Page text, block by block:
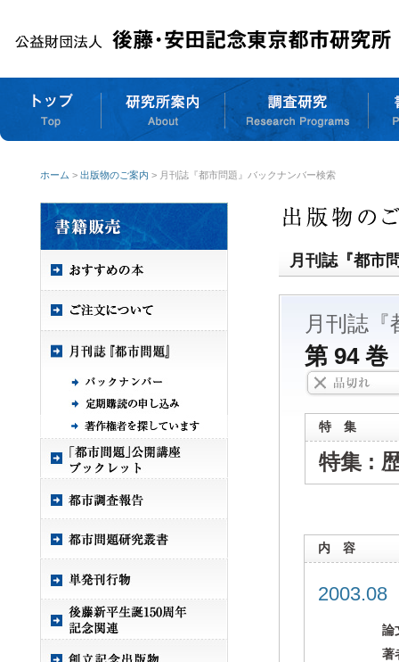
ホーム > 出版物のご案内 > 月刊誌『都市問題』バックナンバー検索
月刊誌『都市
月刊誌『
第 94
特 集
特集 :
内 容
論
著